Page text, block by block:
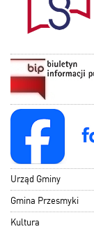
Urząd Gminy
Gmina Przesmyki
Kultura